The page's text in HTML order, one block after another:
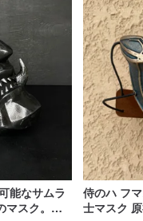
能なサムラ
マスク。ス
侍のハ フマスク ブロンズ 日本の武